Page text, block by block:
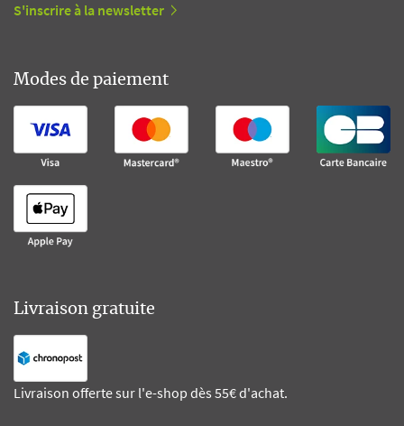
S'inscrire à la newsletter
Modes de paiement
Livraison gratuite
Livraison offerte sur l'e-shop dès 55€ d'achat.